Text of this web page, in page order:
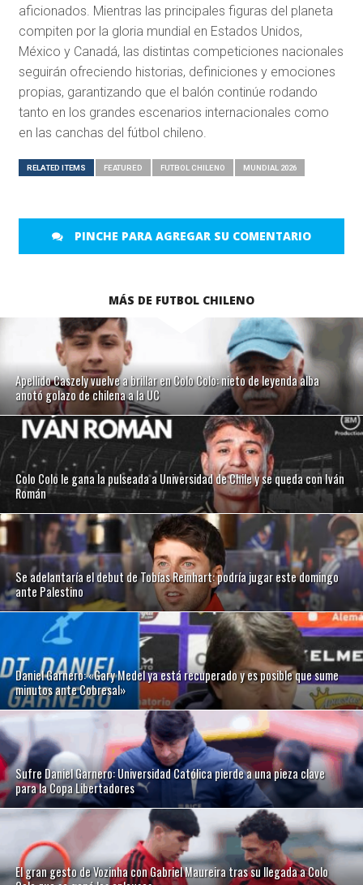
aficionados. Mientras las principales figuras del planeta
compiten por la gloria mundial en Estados Unidos,
México y Canadá, las distintas competiciones nacionales
seguirán ofreciendo historias, definiciones y emociones
propias, garantizando que el balón continúe rodando
tanto en los grandes escenarios internacionales como
en las canchas del fútbol chileno.
RELATED ITEMS FEATURED FUTBOL CHILENO MUNDIAL 2026
PINCHE PARA AGREGAR SU COMENTARIO
MÁS DE FUTBOL CHILENO
Apellido Caszely vuelve a brillar en Colo Colo: nieto de leyenda alba
anotó golazo de chilena a la UC
Colo Colo le gana la pulseada a Universidad de Chile y se queda con Iván
Román
Se adelantaría el debut de Tobías Reinhart: podría jugar este domingo
ante Palestino
Daniel Garnero: «Gary Medel ya está recuperado y es posible que sume
minutos ante Cobresal»
Sufre Daniel Garnero: Universidad Católica pierde a una pieza clave
para la Copa Libertadores
El gran gesto de Vozinha con Gabriel Maureira tras su llegada a Colo